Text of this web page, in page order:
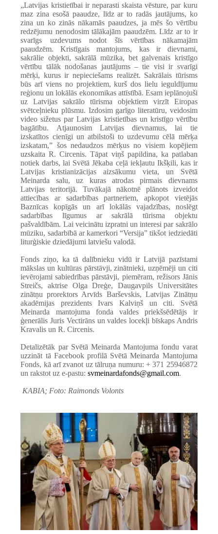
„Latvijas kristietībai ir neparasti skaista vēsture, par kuru
maz zina esošā paaudze, līdz ar to radās jautājums, ko
zina un ko zinās nākamās paaudzes, ja mēs šo vērtību
redzējumu nenodosim tālākajām paaudzēm. Līdz ar to ir
svarīgs uzdevums nodot šīs vērtības nākamajām
paaudzēm. Kristīgais mantojums, kas ir dievnami,
sakrālie objekti, sakrālā mūzika, bet galvenais kristīgo
vērtību tālāk nodošanas jautājums – tie visi ir svarīgi
mērķi, kurus ir nepieciešams realizēt. Sakrālais tūrisms
būs arī viens no projektiem, kurš dos lielu ieguldījumu
reģionu un lokālās ekonomikas attīstībā. Esam ieplānojuši
uz Latvijas sakrālo tūrisma objektiem virzīt Eiropas
svētceļnieku plūsmu. Izdosim garīgo literatūru, veidosim
video sižetus par Latvijas kristietības un kristīgo vērtību
bagātību. Atjaunosim Latvijas dievnamus, lai tie
izskatītos cienīgi un atbilstoši to uzdevumu cēlā mērķa
izskatam,” šos nedaudzos mērķus no visiem kopējiem
uzskaita R. Circenis. Tāpat viņš papildina, ka patlaban
notiek darbs, lai Svētā Jēkaba ceļā iekļautu Ikšķili, kas ir
Latvijas kristianizācijas aizsākumu vieta, un Svētā
Meinarda salu, uz kuras atrodas pirmais dievnams
Latvijas teritorijā. Tuvākajā nākotnē plānots izveidot
attiecības ar sadarbības partneriem, apkopot vietējās
Baznīcas kopīgās un arī lokālās vajadzības, noslēgt
sadarbības līgumus ar sakrālā tūrisma objektu
pašvaldībām. Lai veicinātu izpratni un interesi par sakrālo
mūziku, sadarbībā ar kamerkori “Versija” tikšot iedziedāti
liturģiskie dziedājumi latviešu valodā.
Fonds ziņo, ka tā dalībnieku vidū ir Latvijā pazīstami
mākslas un kultūras pārstāvji, zinātnieki, uzņēmēji un citi
ievērojami sabiedrības pārstāvji, piemēram, režisors Jānis
Streičs, aktrise Olga Dreģe, Daugavpils Universitātes
zinātņu prorektors Arvīds Barševskis, Latvijas Zinātņu
akadēmijas prezidents Ivars Kalviņš un citi. Svētā
Meinarda mantojuma fonda valdes priekšsēdētājs ir
ģenerālis Juris Vectirāns un valdes locekļi bīskaps Andris
Kravalis un R. Circenis.
Detalizētāk par Svētā Meinarda Mantojuma fondu varat
uzzināt tā Facebook profilā Svētā Meinarda Mantojuma
Fonds, kā arī zvanot uz tālruņa numuru: + 371 25946872
un rakstot uz e-pastu:svmeinardafonds@gmail.com.
KABIA; Foto: Raimonds Volonts